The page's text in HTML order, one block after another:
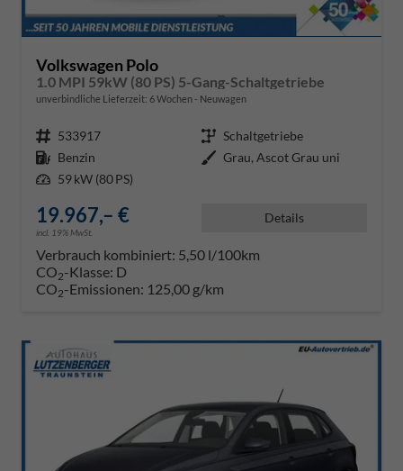
Volkswagen Polo
1.0 MPI 59kW (80 PS) 5-Gang-Schaltgetriebe
unverbindliche Lieferzeit: 6 Wochen Neuwagen
Fahrzeugnr. 533917 Getriebe Schaltgetriebe
Kraftstoff Benzin Außenfarbe Grau, Ascot Grau uni
Leistung 59 kW (80 PS)
19.967,– €
incl. 19% MwSt.
Details
Verbrauch kombiniert: 5,50 l/100km
CO2-Klasse: D
CO2-Emissionen: 125,00 g/km